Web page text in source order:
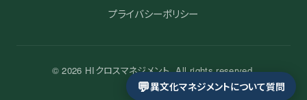
プライバシーポリシー
© 2026 HIクロスマネジメント. All rights reserved.
💬異文化マネジメントについて質問